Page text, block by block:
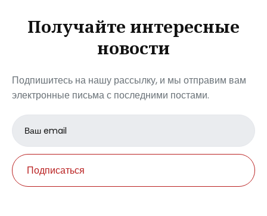
Получайте интересные
новости
Подпишитесь на нашу рассылку, и мы отправим вам
электронные письма с последними постами.
Email
address
Подписаться